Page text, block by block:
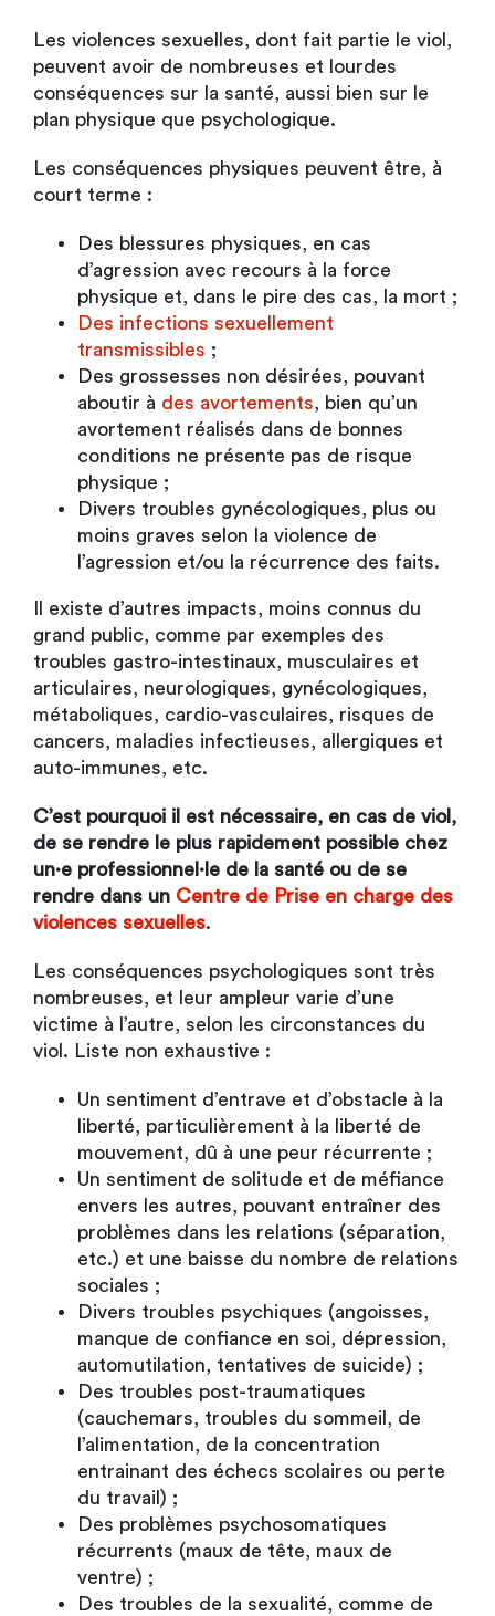
Les violences sexuelles, dont fait partie le viol,
peuvent avoir de nombreuses et lourdes
conséquences sur la santé, aussi bien sur le
plan physique que psychologique.
Les conséquences physiques peuvent être, à
court terme :
Des blessures physiques, en cas
d’agression avec recours à la force
physique et, dans le pire des cas, la mort ;
Des infections sexuellement
transmissibles ;
Des grossesses non désirées, pouvant
aboutir à des avortements, bien qu’un
avortement réalisés dans de bonnes
conditions ne présente pas de risque
physique ;
Divers troubles gynécologiques, plus ou
moins graves selon la violence de
l’agression et/ou la récurrence des faits.
Il existe d’autres impacts, moins connus du
grand public, comme par exemples des
troubles gastro-intestinaux, musculaires et
articulaires, neurologiques, gynécologiques,
métaboliques, cardio-vasculaires, risques de
cancers, maladies infectieuses, allergiques et
auto-immunes, etc.
C’est pourquoi il est nécessaire, en cas de viol,
de se rendre le plus rapidement possible chez
un·e professionnel·le de la santé ou de se
rendre dans un Centre de Prise en charge des
violences sexuelles.
Les conséquences psychologiques sont très
nombreuses, et leur ampleur varie d’une
victime à l’autre, selon les circonstances du
viol. Liste non exhaustive :
Un sentiment d’entrave et d’obstacle à la
liberté, particulièrement à la liberté de
mouvement, dû à une peur récurrente ;
Un sentiment de solitude et de méfiance
envers les autres, pouvant entraîner des
problèmes dans les relations (séparation,
etc.) et une baisse du nombre de relations
sociales ;
Divers troubles psychiques (angoisses,
manque de confiance en soi, dépression,
automutilation, tentatives de suicide) ;
Des troubles post-traumatiques
(cauchemars, troubles du sommeil, de
l’alimentation, de la concentration
entrainant des échecs scolaires ou perte
du travail) ;
Des problèmes psychosomatiques
récurrents (maux de tête, maux de
ventre) ;
Des troubles de la sexualité, comme de